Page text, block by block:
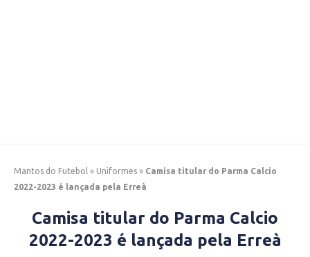
Mantos do Futebol » Uniformes » Camisa titular do Parma Calcio
2022-2023 é lançada pela Erreà
Camisa titular do Parma Calcio
2022-2023 é lançada pela Erreà